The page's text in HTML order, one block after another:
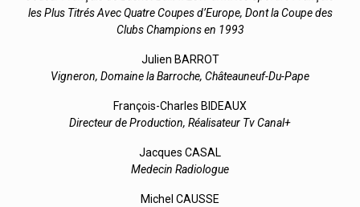
les Plus Titrés Avec Quatre Coupes d’Europe, Dont la Coupe des
Clubs Champions en 1993
Julien BARROT
Vigneron, Domaine la Barroche, Châteauneuf-Du-Pape
François-Charles BIDEAUX
Directeur de Production, Réalisateur Tv Canal+
Jacques CASAL
Medecin Radiologue
Michel CAUSSE